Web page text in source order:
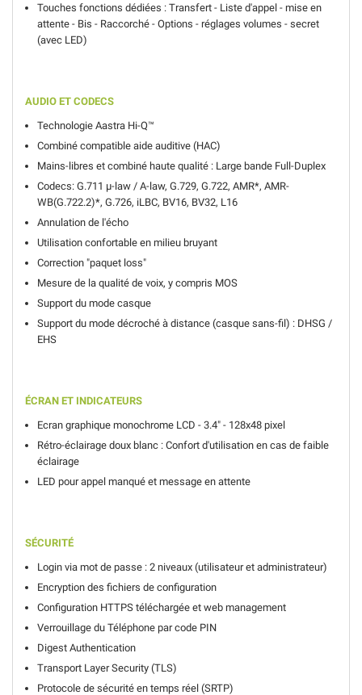
Touches fonctions dédiées : Transfert - Liste d'appel - mise en
attente - Bis - Raccorché - Options - réglages volumes - secret
(avec LED)
AUDIO ET CODECS
Technologie Aastra Hi-Q™
Combiné compatible aide auditive (HAC)
Mains-libres et combiné haute qualité : Large bande Full-Duplex
Codecs: G.711 μ-law / A-law, G.729, G.722, AMR*, AMR-
WB(G.722.2)*, G.726, iLBC, BV16, BV32, L16
Annulation de l'écho
Utilisation confortable en milieu bruyant
Correction "paquet loss"
Mesure de la qualité de voix, y compris MOS
Support du mode casque
Support du mode décroché à distance (casque sans-fil) : DHSG /
EHS
ÉCRAN ET INDICATEURS
Ecran graphique monochrome LCD - 3.4" - 128x48 pixel
Rétro-éclairage doux blanc : Confort d'utilisation en cas de faible
éclairage
LED pour appel manqué et message en attente
SÉCURITÉ
Login via mot de passe : 2 niveaux (utilisateur et administrateur)
Encryption des fichiers de configuration
Configuration HTTPS téléchargée et web management
Verrouillage du Téléphone par code PIN
Digest Authentication
Transport Layer Security (TLS)
Protocole de sécurité en temps réel (SRTP)